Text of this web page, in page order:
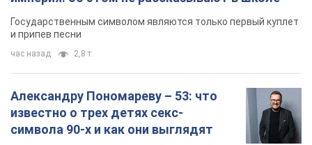
Государственным символом являются только первый куплет
и припев песни
час назад 2,8 т.
Александру Пономареву – 53: что
известно о трех детях секс-
символа 90-х и как они выглядят